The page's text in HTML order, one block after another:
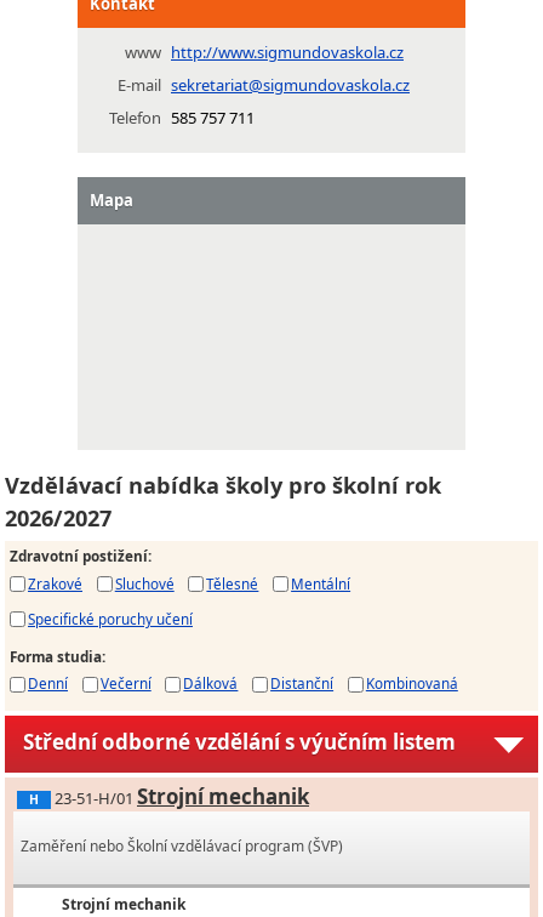
www http://www.sigmundovaskola.cz
E-mail sekretariat@sigmundovaskola.cz
Telefon 585 757 711
Mapa
Vzdělávací nabídka školy pro školní rok
2026/2027
Zdravotní postižení:
Zrakové
Sluchové Tělesné
Mentální
Specifické poruchy učení
Forma studia:
Denní
Večerní Dálková Distanční Kombinovaná
Střední odborné vzdělání s výučním listem
H 23-51-H/01 Strojní mechanik
Zaměření nebo Školní vzdělávací program (ŠVP)
Strojní mechanik